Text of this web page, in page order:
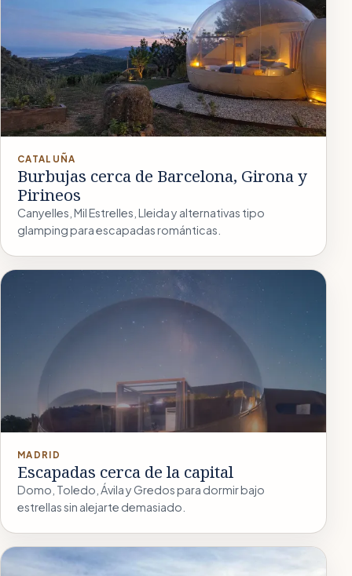
CATALUÑA
Burbujas cerca de Barcelona, Girona y
Pirineos
Canyelles, Mil Estrelles, Lleida y alternativas tipo
glamping para escapadas románticas.
MADRID
Escapadas cerca de la capital
Domo, Toledo, Ávila y Gredos para dormir bajo
estrellas sin alejarte demasiado.